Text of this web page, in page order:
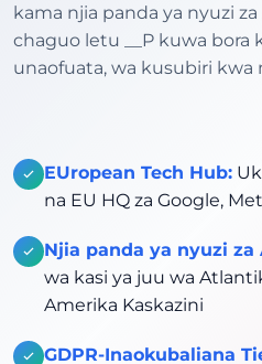
kama njia panda ya nyuzi
chaguo letu __P kuwa bora
unaofuata, wa kusubiri kwa
EUropean Tech Hub:
na EU HQ za Google,
Njia panda ya nyuzi za
wa kasi ya juu wa
Amerika Kaskazini
GDPR-Inaokubaliana